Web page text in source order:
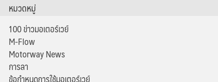
หมวดหมู่
100 ข่าวมอเตอร์เวย์
M-Flow
Motorway News
การลา
ข้อกำหนดการใช้มอเตอร์เวย์